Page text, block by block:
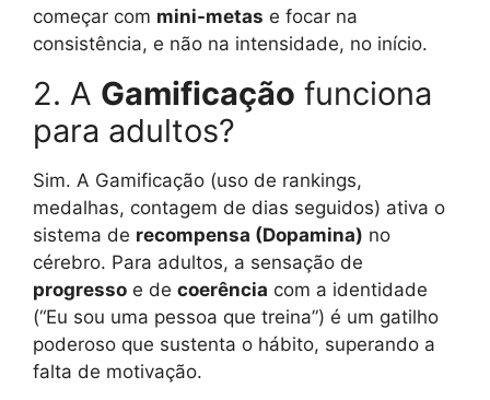
começar com mini-metas e focar na
consistência, e não na intensidade, no início.
2. A Gamificação funciona
para adultos?
Sim. A Gamificação (uso de rankings,
medalhas, contagem de dias seguidos) ativa o
sistema de recompensa (Dopamina) no
cérebro. Para adultos, a sensação de
progresso e de coerência com a identidade
(“Eu sou uma pessoa que treina”) é um gatilho
poderoso que sustenta o hábito, superando a
falta de motivação.